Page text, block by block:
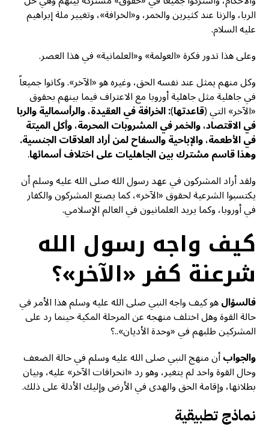
الربا، والزنا عند كثيرين والخمر، و«الخرافة»، وتغيير ملة إبراهيم
عليه السلام.
وعلى هذا تدور فكرة «العولمة» و«العلمانية» في هذا العصر.
وكل منهم يمثل عند نفسه الحق، وغيره هو «الآخر». وكانوا جميعاً
في جاهلية مثل جاهلية أوروبا مع الاعتراف فيما بينهم بحقوق
«الآخر» التي (قاعدتها)
:الخرافة في العقيدة، والرأسمالية والربا
في الاقتصاد، والخمر في المشروبات المحرمة، وأكل الميتة
في الأطعمة، والإباحية والسفاح لمن أراد العلاقات الجنسية.
وهذا قاسم مشترك بين الجاهليات على اختلاف أسمائها.
ولقد أراد المشركون في عهد رسول الله صلى الله عليه وسلم أن
يكتسبوا الشرعية لحقوق «الآخر»، كما يصنع المشركون والكفار
في أوروبا، وكما يريد العلمانيون في العالم الإسلامي.
كيف واجه رسول الله
شرعنة كفر «الآخر»؟
فالسؤالهو كيف واجه النبي صلى الله عليه وسلم هذا الأمر في
حالة القوة وهل اختلف منهجه عن المرحلة المكية حينما رد على
المشركين طلبهم في «وحدة الأديان»..؟
والجوابأن منهج النبي صلى الله عليه وسلم في حالة الضعف
وحال القوة واحد لم يتغير، وهو رد «انحرافات الآخر» عليه، وبيان
بطلانها، وإقامة الحق والهدى في الأرض وإليك الأدلة على ذلك.
نماذج تطبيقية